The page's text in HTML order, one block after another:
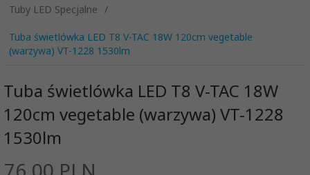
Tuby LED Specjalne
Tuba świetlówka LED T8 V-TAC 18W 120cm vegetable
(warzywa) VT-1228 1530lm
Tuba świetlówka LED T8 V-TAC 18W
120cm vegetable (warzywa) VT-1228
1530lm